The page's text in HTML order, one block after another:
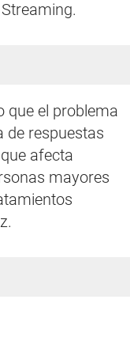
que el problema
de respuestas
afecta
mayores